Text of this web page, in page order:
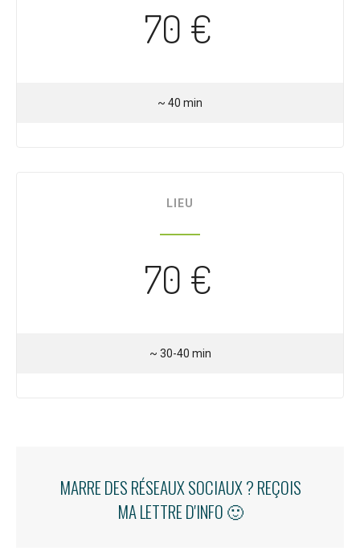
70 €
~ 40 min
LIEU
70 €
~ 30-40 min
MARRE DES RÉSEAUX SOCIAUX ? REÇOIS
MA LETTRE D'INFO 🙂